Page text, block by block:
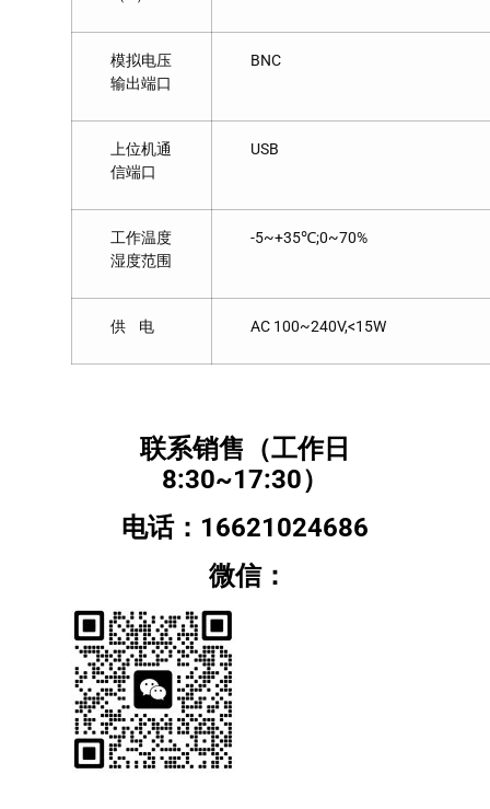
模拟电压
输出端口
BNC
上位机通
信端口
USB
工作温度
湿度范围
-5~+35℃;0~70%
供 电 AC 100~240V,<15W
联系销售（工作日
8:30~17:30）
电话：16621024686
微信：